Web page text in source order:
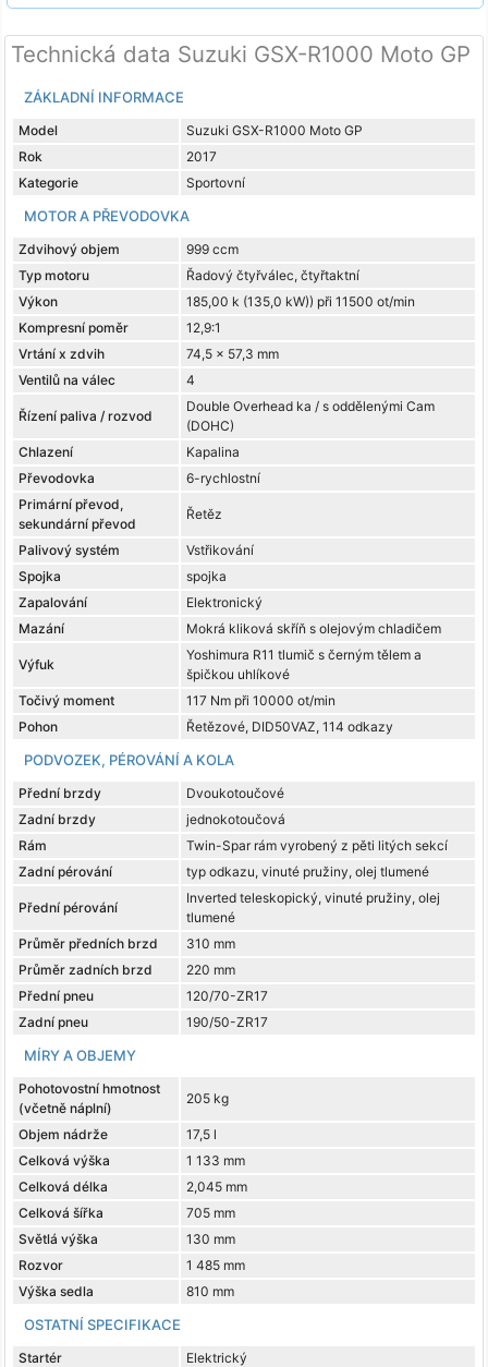
Technická data Suzuki GSX-R1000 Moto GP
ZÁKLADNÍ INFORMACE
Model
Suzuki GSX-R1000 Moto GP
Rok
2017
Kategorie
Sportovní
MOTOR A PŘEVODOVKA
Zdvihový objem
999 ccm
Typ motoru
Řadový čtyřválec, čtyřtaktní
Výkon
185,00 k (135,0 kW)) při 11500 ot/min
Kompresní poměr
12,9:1
Vrtání x zdvih
74,5 x 57,3 mm
Ventilů na válec
4
Řízení paliva / rozvod
Double Overhead ka / s oddělenými Cam
(DOHC)
Chlazení
Kapalina
Převodovka
6-rychlostní
Primární převod,
sekundární převod
Řetěz
Palivový systém
Vstřikování
Spojka
spojka
Zapalování
Elektronický
Mazání
Mokrá kliková skříň s olejovým chladičem
Výfuk
Yoshimura R11 tlumič s černým tělem a
špičkou uhlíkové
Točivý moment
117 Nm při 10000 ot/min
Pohon
Řetězové, DID50VAZ, 114 odkazy
PODVOZEK, PÉROVÁNÍ A KOLA
Přední brzdy
Dvoukotoučové
Zadní brzdy
jednokotoučová
Rám
Twin-Spar rám vyrobený z pěti litých sekcí
Zadní pérování
typ odkazu, vinuté pružiny, olej tlumené
Přední pérování
Inverted teleskopický, vinuté pružiny, olej
tlumené
Průměr předních brzd
310 mm
Průměr zadních brzd
220 mm
Přední pneu
120/70-ZR17
Zadní pneu
190/50-ZR17
MÍRY A OBJEMY
Pohotovostní hmotnost
(včetně náplní)
205 kg
Objem nádrže
17,5 l
Celková výška
1 133 mm
Celková délka
2,045 mm
Celková šířka
705 mm
Světlá výška
130 mm
Rozvor
1 485 mm
Výška sedla
810 mm
OSTATNÍ SPECIFIKACE
Startér
Elektrický